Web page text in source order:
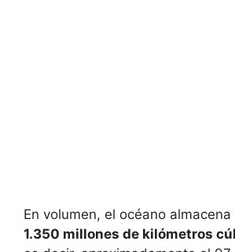
En volumen, el océano
1.350 millones de kilómetros